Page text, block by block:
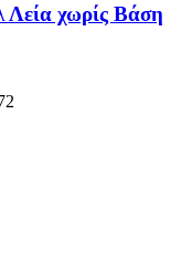
Λεία χωρίς Βάση